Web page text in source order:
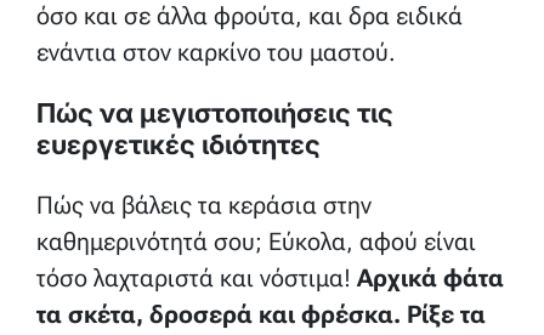
όσο και σε άλλα φρούτα, και δρα ειδικά
ενάντια στον καρκίνο του μαστού.
Πώς να μεγιστοποιήσεις τις
ευεργετικές ιδιότητες
Πώς να βάλεις τα κεράσια στην
καθημερινότητά σου; Εύκολα, αφού είναι
τόσο λαχταριστά και νόστιμα! Αρχικά φάτα
τα σκέτα, δροσερά και φρέσκα. Ρίξε τα